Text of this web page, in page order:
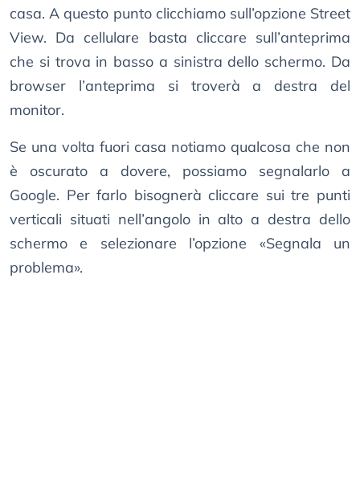
casa. A questo punto clicchiamo sull’opzione Street
View. Da cellulare basta cliccare sull’anteprima
che si trova in basso a sinistra dello schermo. Da
browser l’anteprima si troverà a destra del
monitor.
Se una volta fuori casa notiamo qualcosa che non
è oscurato a dovere, possiamo segnalarlo a
Google. Per farlo bisognerà cliccare sui tre punti
verticali situati nell’angolo in alto a destra dello
schermo e selezionare l’opzione «Segnala un
problema».